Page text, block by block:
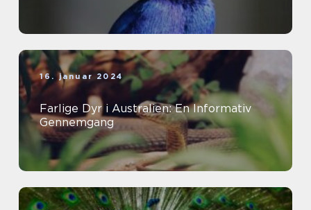
16. januar 2024
Farlige Dyr i Australien: En Informativ
Gennemgang